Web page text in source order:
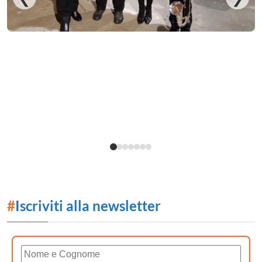
#Iscriviti alla newsletter